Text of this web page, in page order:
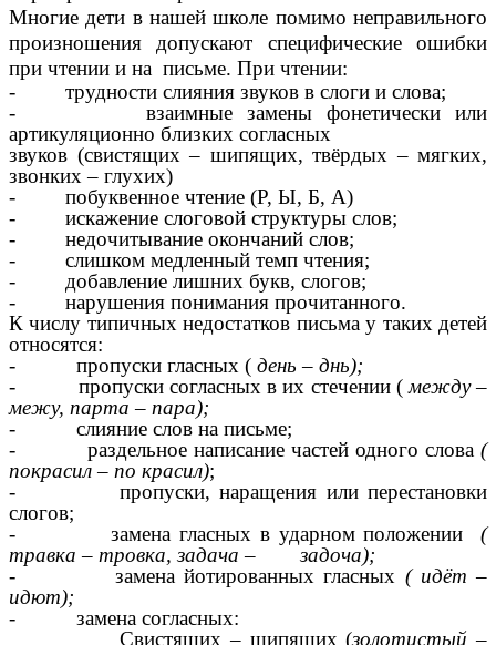
Многие дети в нашей школе помимо неправильного
произношения допускают специфические ошибки
при чтении и на письме. При чтении:
- трудности слияния звуков в слоги и слова;
- взаимные замены фонетически или
артикуляционно близких согласных
звуков (свистящих – шипящих, твёрдых – мягких,
звонких – глухих)
- побуквенное чтение (Р, Ы, Б, А)
- искажение слоговой структуры слов;
- недочитывание окончаний слов;
- слишком медленный темп чтения;
- добавление лишних букв, слогов;
- нарушения понимания прочитанного.
К числу типичных недостатков письма у таких детей
относятся:
- пропуски гласных ( день – днь);
- пропуски согласных в их стечении (между –
межу, парта – пара);
- слияние слов на письме;
- раздельное написание частей одного слова (
покрасил – по красил);
- пропуски, наращения или перестановки
слогов;
- замена гласных в ударном положении
(
травка – тровка, задача – задоча);
- замена йотированных гласных ( идёт –
идют);
- замена согласных:
Свистящих – шипящих (золотистый –